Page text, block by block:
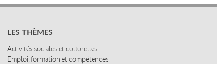
LES THÈMES
Activités sociales et culturelles
Emploi, formation et compétences